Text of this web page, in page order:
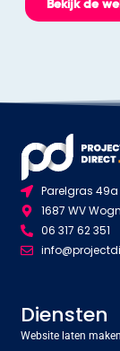
Bekijk de
Parelgras 49a
1687 WV
06 317 62 351
Diensten
Website laten maken